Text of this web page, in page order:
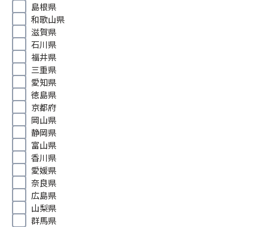
島根県
和歌山県
滋賀県
石川県
福井県
三重県
愛知県
徳島県
京都府
岡山県
静岡県
富山県
香川県
愛媛県
奈良県
広島県
山梨県
群馬県